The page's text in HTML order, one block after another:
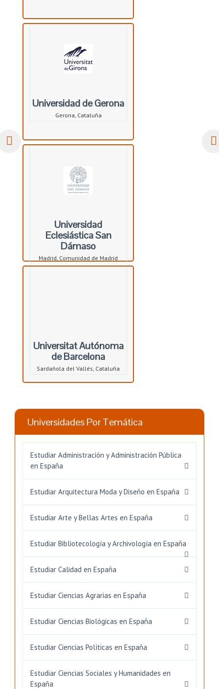
Universidad de Gerona
Gerona, Cataluña
Universidad
Eclesiástica San
Dámaso
Madrid, Comunidad de Madrid
Universitat Autónoma
de Barcelona
Sardañola del Vallés, Cataluña
Universidades Por Temática
Estudiar Administración y Administración Pública
en España
Estudiar Arquitectura Moda y Diseño en España
Estudiar Arte y Bellas Artes en España
Estudiar Bibliotecología y Archivología en España
Estudiar Calidad en España
Estudiar Ciencias Agrarias en España
Estudiar Ciencias Biológicas en España
Estudiar Ciencias Políticas en España
Estudiar Ciencias Sociales y Humanidades en
España